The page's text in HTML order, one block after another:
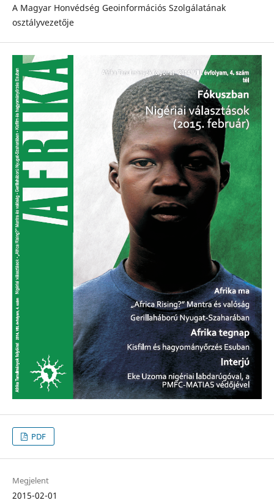
A Magyar Honvédség Geoinformációs Szolgálatának
osztályvezetője
PDF
Megjelent
2015-02-01